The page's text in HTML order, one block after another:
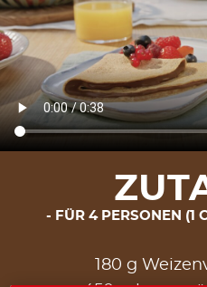
FÜR 4 PERSONEN (1
180 g